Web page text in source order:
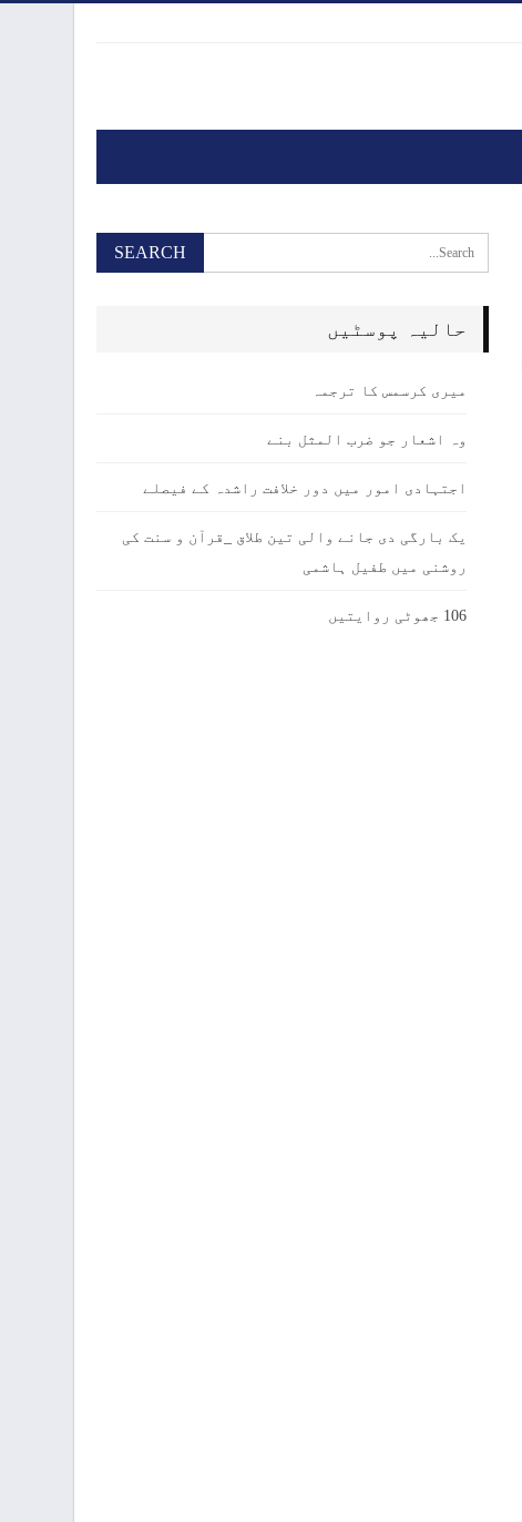
حالیہ پوسٹیں
میری کرسمس کا ترجمہ
وہ اشعار جو ضرب المثل بنے
اجتہادی امور میں دور خلافت راشدہ کے فیصلے
یک بارگی دی جانے والی تین طلاق _قرآن و سنت کی
روشنی میں طفیل ہاشمی
106 جھوٹی روایتیں